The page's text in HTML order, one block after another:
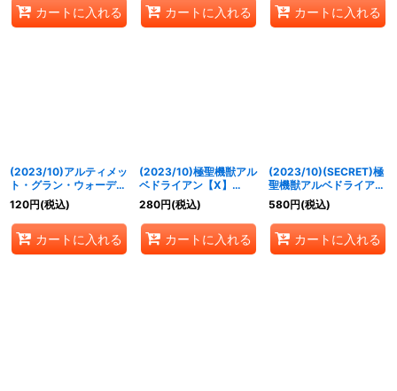
カートに入れる カートに入れる カートに入れる
(2023/10)アルティメッ
ト・グラン・ウォーデン
【M】{BS66-RV002}
《白》
120円(税込)
カートに入れる
(2023/10)極聖機獣アル
ベドライアン【X】
{BS66-X08}《白》
280円(税込)
カートに入れる
(2023/10)(SECRET)極
聖機獣アルベドライアン
【X-SEC】{BS66-
X08}《白》
580円(税込)
カートに入れる